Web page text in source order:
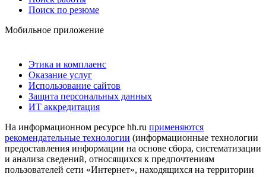
Поиск по резюме
Мобильное приложение
Этика и комплаенс
Оказание услуг
Использование сайтов
Защита персональных данных
ИТ аккредитация
На информационном ресурсе hh.ru применяются
рекомендательные технологии (информационные технологии
предоставления информации на основе сбора, систематизации
и анализа сведений, относящихся к предпочтениям
пользователей сети «Интернет», находящихся на территории